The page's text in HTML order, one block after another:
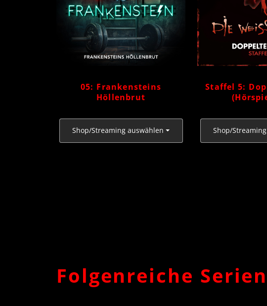
05: Frankensteins
Höllenbrut
Shop/Streaming auswählen
Staffel 5:
Shop/
Folgenreiche Serien